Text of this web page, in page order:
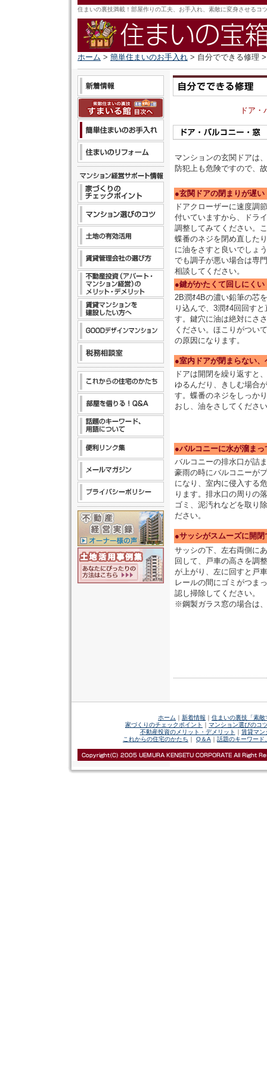
住まいの裏技満載！部屋作りの工夫、お手入れ、素敵に変身させるコ
ホーム > 簡単住まいのお手入れ > 自分でできる修理
ドア・
マンションの玄関ドアは
防犯上も危険ですので、
●玄関ドアの閉まりが遅い
ドアクローザーに速度調
付いていますから、ドラ
調整してみてください。
蝶番のネジを閉め直した
に油をさすと良いでしょ
でも調子が悪い場合は専
相談してください。
●鍵がかたくて回しにくい
2B潤ｵ4Bの濃い鉛筆の芯
り込んで、3潤ｵ4回回すと
す。鍵穴に油は絶対にさ
ください。ほこりがつい
の原因になります。
●室内ドアが閉まらない
ドアは開閉を繰り返すと
ゆるんだり、きしむ場合
す。蝶番のネジをしっか
おし、油をさしてくださ
●バルコニーに水が溜まっ
バルコニーの排水口が詰
豪雨の時にバルコニーが
になり、室内に侵入する
ります。排水口の周りの
ゴミ、泥汚れなどを取り
ださい。
●サッシがスムーズに開閉
サッシの下、左右両側に
回して、戸車の高さを調
が上がり、左に回すと戸
レールの間にゴミがつま
認し掃除してください。
※鋼製ガラス窓の場合は
ホーム ｜ 新着情報 ｜ 住まいの裏技「素敵
家づくりのチェックポイント ｜ マンション選びのコ
不動産投資のメリット・デメリット ｜ 賃貸マン
これからの住宅のかたち ｜ Q＆A ｜ 話題のキーワード